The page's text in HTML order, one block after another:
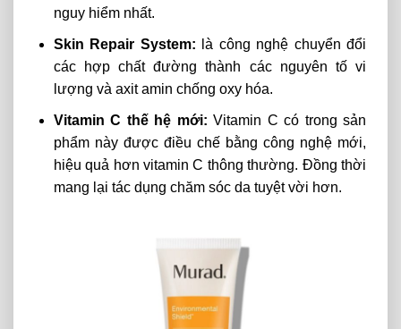
nguy hiểm nhất.
Skin Repair System: là công nghệ chuyển đổi
các hợp chất đường thành các nguyên tố vi
lượng và axit amin chống oxy hóa.
Vitamin C thế hệ mới: Vitamin C có trong sản
phẩm này được điều chế bằng công nghệ mới,
hiệu quả hơn vitamin C thông thường. Đồng thời
mang lại tác dụng chăm sóc da tuyệt vời hơn.